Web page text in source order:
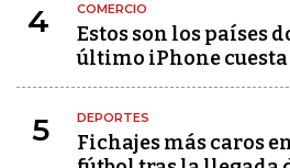
4 COMERCIO
Estos son los países
último iPhone
5 DEPORTES
Fichajes más caros